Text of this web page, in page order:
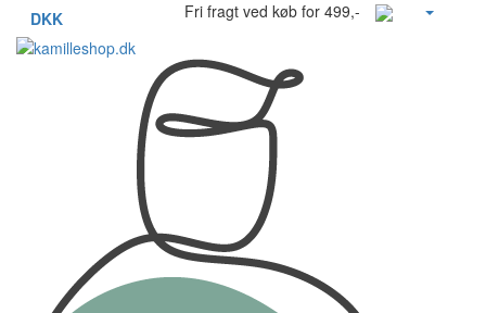
DKK Fri fragt ved køb for 499,-